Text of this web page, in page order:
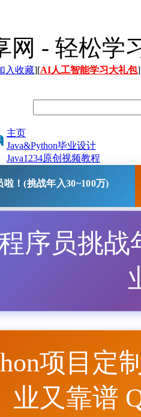
网 - 轻松学
入收藏][AI人工智能学习大礼包]
主页
Java&Python毕业设计
Java1234原创视频教程
！(挑战年入30~100万)
序员挑战
项目定
业又靠谱